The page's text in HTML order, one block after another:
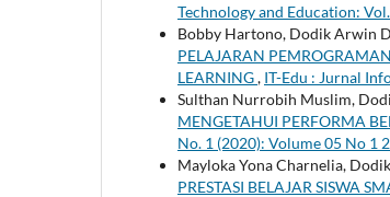
Technology and Education:
Bobby Hartono, Dodik Arwin
PELAJARAN
LEARNING, IT-Edu : Jurnal
Sulthan Nurrobih Muslim,
MENGETAHUI PERFORMA
No. 1 (2020): Volume 05 No 1
Mayloka Yona Charnelia,
PRESTASI BELAJAR SISWA